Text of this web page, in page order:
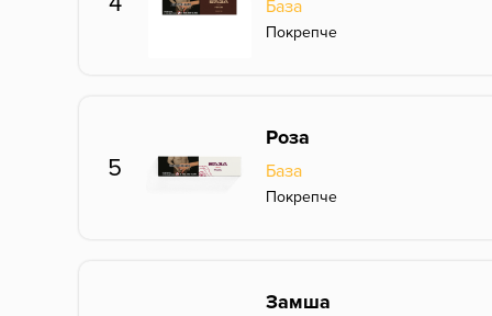
База
Покрепче
5
Роза
База
Покрепче
Замша